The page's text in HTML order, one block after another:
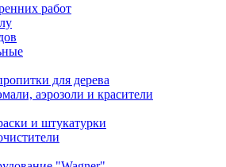
работ
для дерева
аэрозоли и красители
и штукатурки